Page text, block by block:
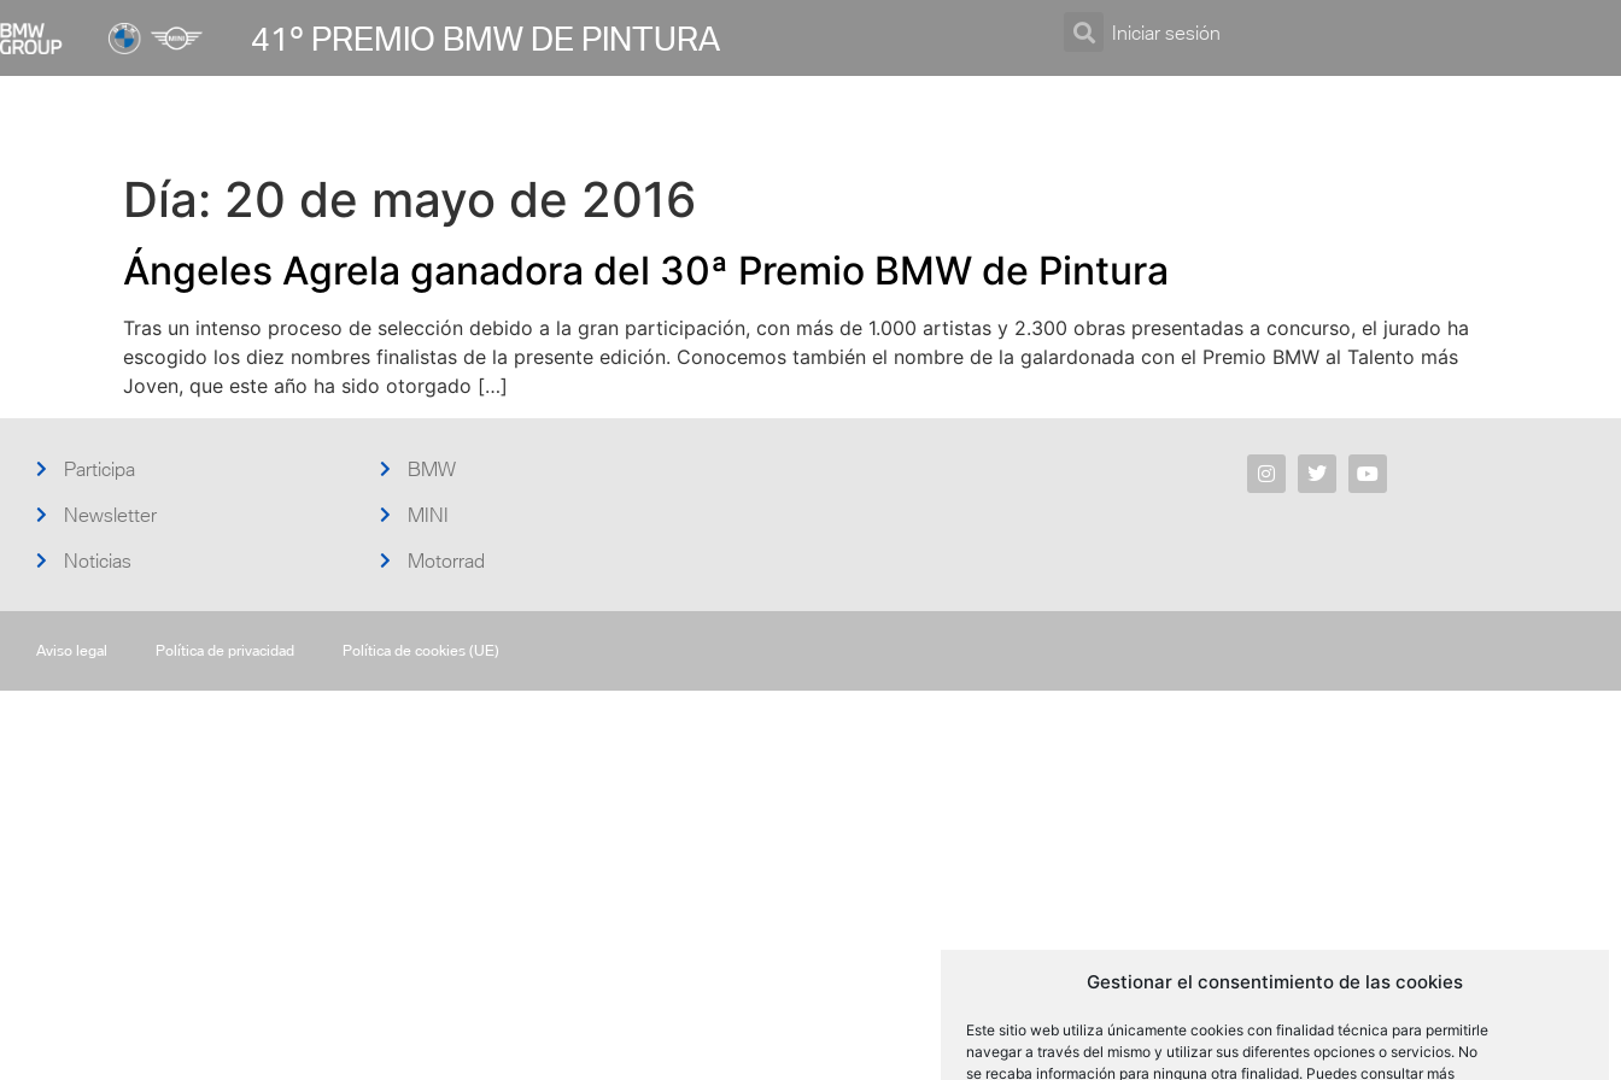
Gestionar el consentimiento de las cookies
Este sitio web utiliza únicamente cookies con finalidad técnica para permitirle
navegar a través del mismo y utilizar sus diferentes opciones o servicios. No
se recaba información para ninguna otra finalidad. Puedes consultar más
41º PREMIO BMW DE PINTURA Iniciar sesión
Día: 20 de mayo de 2016
Ángeles Agrela ganadora del 30ª Premio BMW de Pintura
Tras un intenso proceso de selección debido a la gran participación, con más de 1.000 artistas y 2.300 obras presentadas a concurso, el jurado ha
escogido los diez nombres finalistas de la presente edición. Conocemos también el nombre de la galardonada con el Premio BMW al Talento más
Joven, que este año ha sido otorgado […]
Participa
Newsletter
Noticias
BMW
MINI
Motorrad
Aviso legal Política de privacidad Política de cookies (UE)